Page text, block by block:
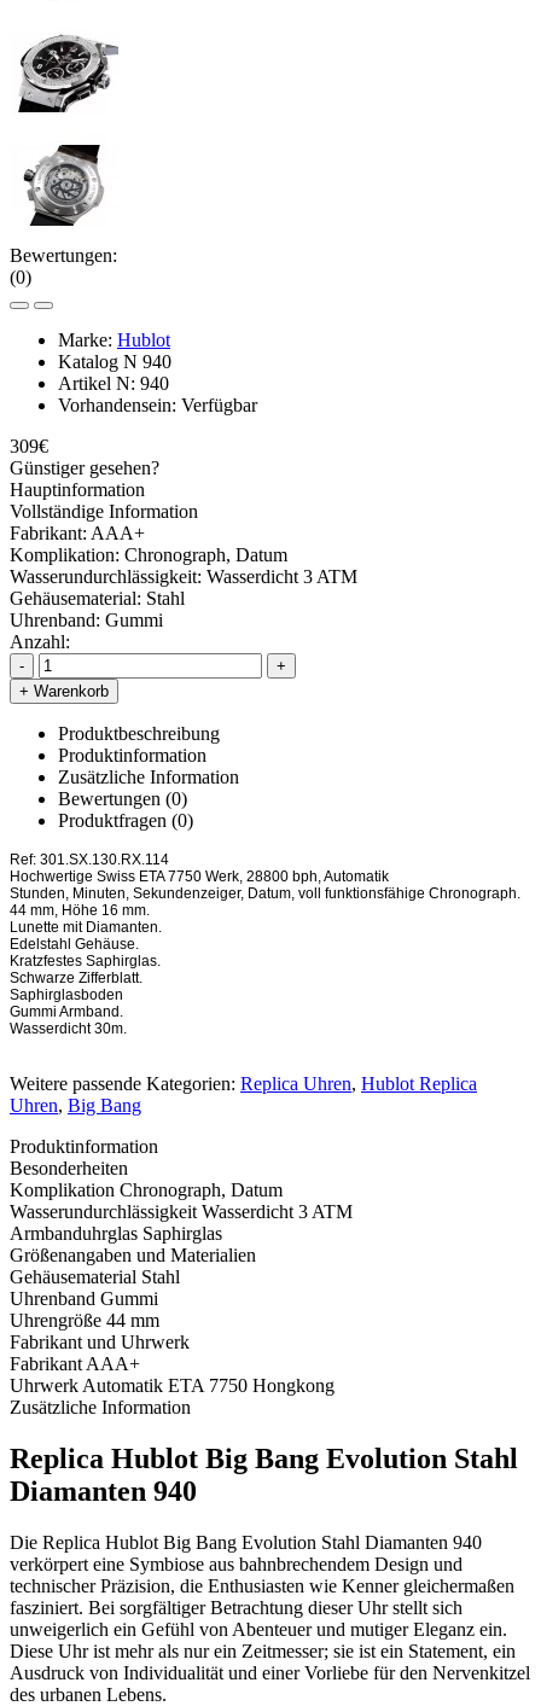
Bewertungen:
(0)
Marke: Hublot
Katalog N 940
Artikel N: 940
Vorhandensein: Verfügbar
309€
Günstiger gesehen?
Hauptinformation
Vollständige Information
Fabrikant: AAA+
Komplikation: Chronograph, Datum
Wasserundurchlässigkeit: Wasserdicht 3 ATM
Gehäusematerial: Stahl
Uhrenband: Gummi
Anzahl:
-
+
+ Warenkorb
Produktbeschreibung
Produktinformation
Zusätzliche Information
Bewertungen (0)
Produktfragen (0)
Ref: 301.SX.130.RX.114
Hochwertige Swiss ETA 7750 Werk, 28800 bph, Automatik
Stunden, Minuten, Sekundenzeiger, Datum, voll funktionsfähige Chronograph.
44 mm, Höhe 16 mm.
Lunette mit Diamanten.
Edelstahl Gehäuse.
Kratzfestes Saphirglas.
Schwarze Zifferblatt.
Saphirglasboden
Gummi Armband.
Wasserdicht 30m.
Weitere passende Kategorien: Replica Uhren, Hublot Replica
Uhren, Big Bang
Produktinformation
Besonderheiten
Komplikation Chronograph, Datum
Wasserundurchlässigkeit Wasserdicht 3 ATM
Armbanduhrglas Saphirglas
Größenangaben und Materialien
Gehäusematerial Stahl
Uhrenband Gummi
Uhrengröße 44 mm
Fabrikant und Uhrwerk
Fabrikant AAA+
Uhrwerk Automatik ETA 7750 Hongkong
Zusätzliche Information
Replica Hublot Big Bang Evolution Stahl
Diamanten 940
Die Replica Hublot Big Bang Evolution Stahl Diamanten 940
verkörpert eine Symbiose aus bahnbrechendem Design und
technischer Präzision, die Enthusiasten wie Kenner gleichermaßen
fasziniert. Bei sorgfältiger Betrachtung dieser Uhr stellt sich
unweigerlich ein Gefühl von Abenteuer und mutiger Eleganz ein.
Diese Uhr ist mehr als nur ein Zeitmesser; sie ist ein Statement, ein
Ausdruck von Individualität und einer Vorliebe für den Nervenkitzel
des urbanen Lebens.